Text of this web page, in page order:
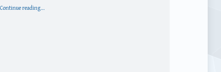
Continue reading…